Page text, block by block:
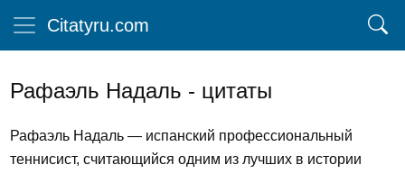
Citatyru.com
Рафаэль Надаль - цитаты
Рафаэль Надаль — испанский профессиональный
теннисист, считающийся одним из лучших в истории